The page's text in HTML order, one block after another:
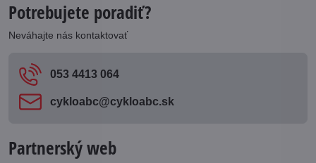
Potrebujete poradiť?
Neváhajte nás kontaktovať
053 4413 064
cykloabc​@cykloabc​.sk
Partnerský web